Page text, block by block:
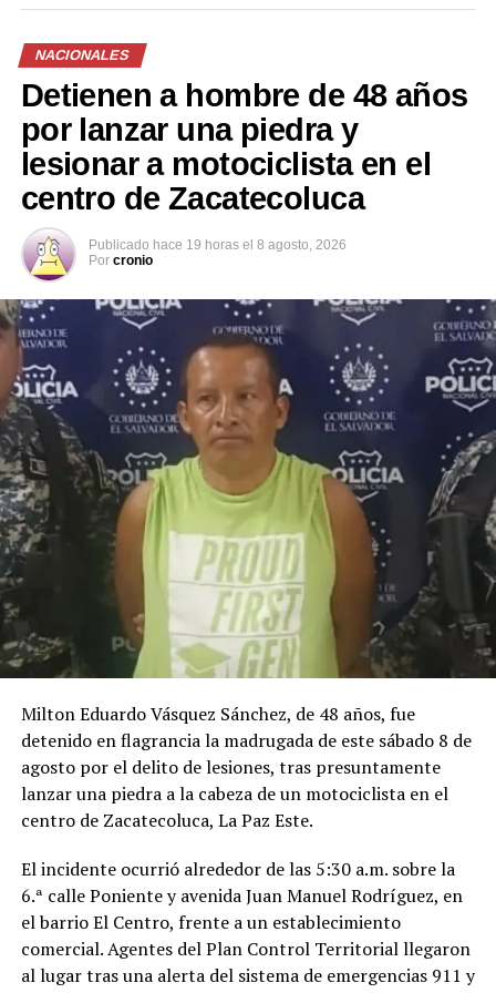
circunstancias del hecho.
El tramo de la carretera registró congestión vehicular
mientras se realizaban las labores de atención a los
lesionados y el retiro de los vehículos involucrados.
Comparte esto:
X
Me gusta esto:
NACIONALES
Detienen a hombre de 48 años
por lanzar una piedra y
lesionar a motociclista en el
centro de Zacatecoluca
Publicado hace 19 horas el 8 agosto, 2026
Por cronio
Milton Eduardo Vásquez Sánchez, de 48 años, fue
detenido en flagrancia la madrugada de este sábado 8 de
agosto por el delito de lesiones, tras presuntamente
lanzar una piedra a la cabeza de un motociclista en el
centro de Zacatecoluca, La Paz Este.
El incidente ocurrió alrededor de las 5:30 a.m. sobre la
6.ª calle Poniente y avenida Juan Manuel Rodríguez, en
el barrio El Centro, frente a un establecimiento
comercial. Agentes del Plan Control Territorial llegaron
al lugar tras una alerta del sistema de emergencias 911 y